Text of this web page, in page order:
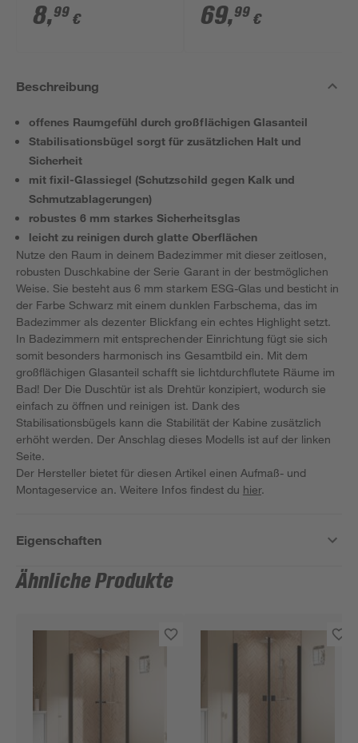
mm
8,99 €
x 33 cm
69,99 €
Beschreibung
offenes Raumgefühl durch großflächigen Glasanteil
Stabilisationsbügel sorgt für zusätzlichen Halt und
Sicherheit
mit fixil-Glassiegel (Schutzschild gegen Kalk und
Schmutzablagerungen)
robustes 6 mm starkes Sicherheitsglas
leicht zu reinigen durch glatte Oberflächen
Nutze den Raum in deinem Badezimmer mit dieser zeitlosen,
robusten Duschkabine der Serie Garant in der bestmöglichen
Weise. Sie besteht aus 6 mm starkem ESG-Glas und besticht in
der Farbe Schwarz mit einem dunklen Farbschema, das im
Badezimmer als dezenter Blickfang ein echtes Highlight setzt.
In Badezimmern mit entsprechender Einrichtung fügt sie sich
somit besonders harmonisch ins Gesamtbild ein. Mit dem
großflächigen Glasanteil schafft sie lichtdurchflutete Räume im
Bad! Der Die Duschtür ist als Drehtür konzipiert, wodurch sie
einfach zu öffnen und reinigen ist. Dank des
Stabilisationsbügels kann die Stabilität der Kabine zusätzlich
erhöht werden. Der Anschlag dieses Modells ist auf der linken
Seite.
Der Hersteller bietet für diesen Artikel einen Aufmaß- und
Montageservice an. Weitere Infos findest du hier.
Eigenschaften
Ähnliche Produkte